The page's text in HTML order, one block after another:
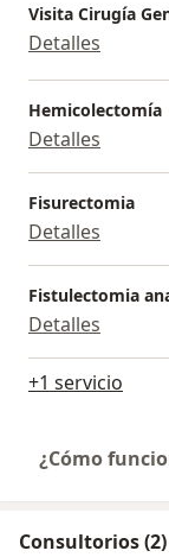
Visita Cirugía
Detalles
Hemicolectomía
Detalles
Fisurectomia
Detalles
Fistulectomia
Detalles
+1 servicio
¿Cómo
Consultorios (2)